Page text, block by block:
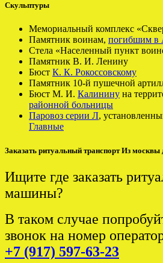
Скульптуры
Мемориальный комплекс
Памятник воинам, погибшим в
Стела «Населенный пункт
Памятник В. И. Ленину
Бюст К. К. Рокоссовскому
Памятник 10-й пушечной
Бюст М. И. Калинину на
районной больницы
Паровоз серии Л,
Главные
Заказать ритуальный транспорт Из москвы
Ищите где заказать
машины?
В таком случае
звонок на номер
+7 (917) 597-63-23